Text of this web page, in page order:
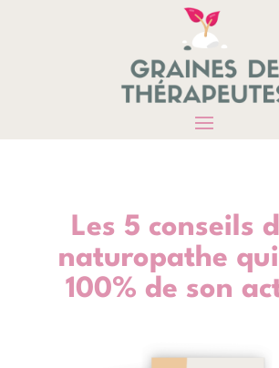
Les 5 conseils
naturopathe
100% de son